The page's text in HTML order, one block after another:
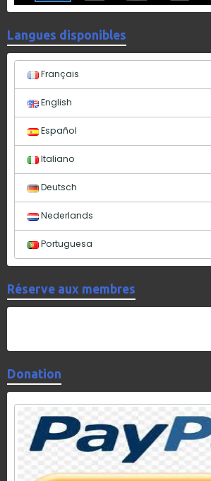
Langues disponibles
Français
English
Español
Italiano
Deutsch
Nederlands
Portuguesa
Réserve aux membres
Donation